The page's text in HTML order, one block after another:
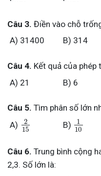
Câu 3. Điền vào chỗ
A) 31400
B) 314
Câu 4. Kết quả của phép
A) 21
B) 6
Câu 5. Tìm phân số lớn
A)
2
15
B)
1
10
Câu 6. Trung bình cộng
2,3. Số lớn là: